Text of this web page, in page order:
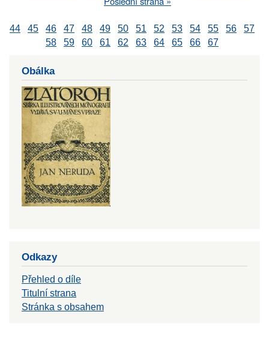
44 45 46 47 48 49 50 51 52 53 54 55 56
57
58
59 60 61 62 63 64 65 66 67
Obálka
Odkazy
Přehled o díle
Titulní strana
Stránka s obsahem